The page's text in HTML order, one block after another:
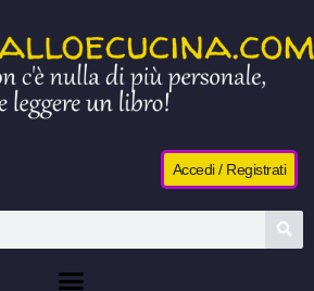
Accedi / Registrati